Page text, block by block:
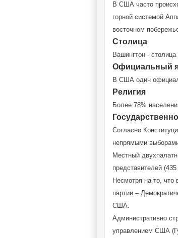
В США часто
горной системой
восточном
Столица
Вашингтон -
Официальный
В США один
Религия
Более 78%
Согласно
непрямыми
Местный
представителей
Несмотря на то, что
партии –
США.
Административно
управлением США